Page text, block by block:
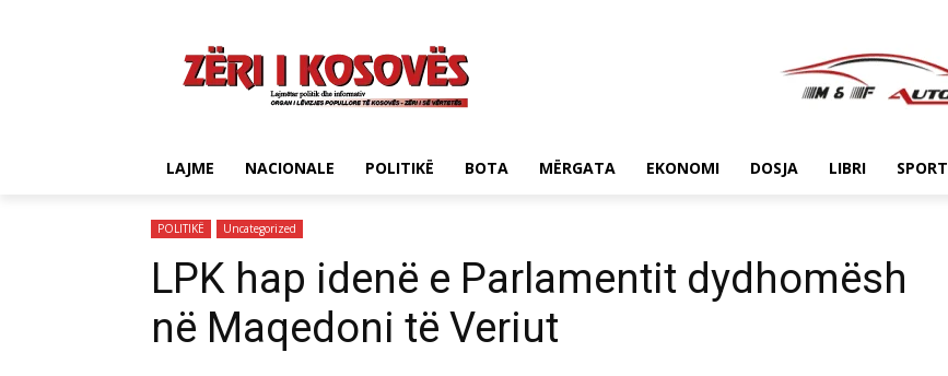
LAJME NACIONALE POLITIKË BOTA MËRGATA EKONOMI DOSJA LIBRI SPORT
POLITIKË Uncategorized
LPK hap idenë e Parlamentit dydhomësh
në Maqedoni të Veriut